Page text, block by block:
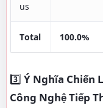
us
Total 100.0%
3️⃣ Ý Nghĩa Chiến
Công Nghệ Tiếp